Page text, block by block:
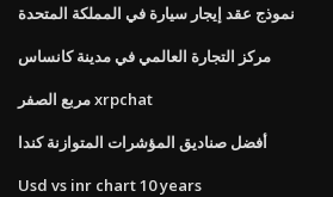
نموذج عقد إيجار سيارة في المملكة المتحدة
مركز التجارة العالمي في مدينة كانساس
مربع الصفر xrpchat
أفضل صناديق المؤشرات المتوازنة كندا
Usd vs inr chart 10 years